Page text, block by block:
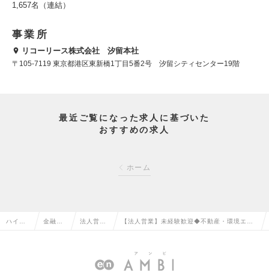
1,657名（連結）
事業所
リコーリース株式会社 汐留本社
〒105-7119 東京都港区東新橋1丁目5番2号 汐留シティセンター19階
最近ご覧になった求人に基づいた
おすすめの求人
ホーム
ハイク 金融系 法人営業
の転職
【法人営業】未経験歓迎◆不動産・環境エネ
年連続受賞！の求人情報